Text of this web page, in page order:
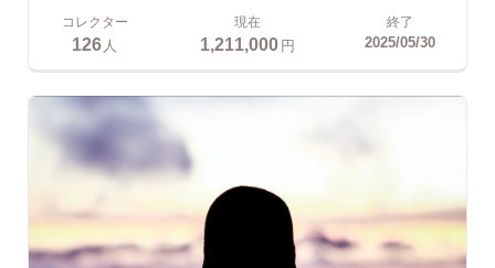
コレクター
126 人
現在
1,211,000円
終了
2025/05/30